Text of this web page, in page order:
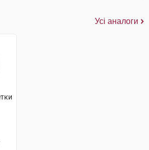
Усі аналоги